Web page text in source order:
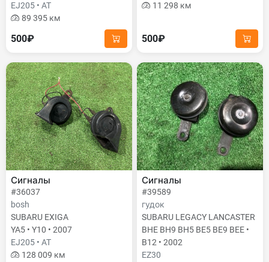
EJ205 • AT
89 395 км
500₽
11 298 км
500₽
Сигналы
#36037
bosh
SUBARU EXIGA
YA5 • Y10 • 2007
EJ205 • AT
128 009 км
Сигналы
#39589
гудок
SUBARU LEGACY LANCASTER
BHE BH9 BH5 BE5 BE9 BEE •
B12 • 2002
EZ30